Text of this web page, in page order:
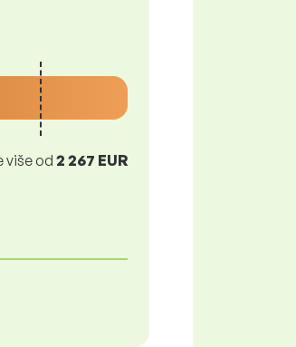
više od 2 267 EUR